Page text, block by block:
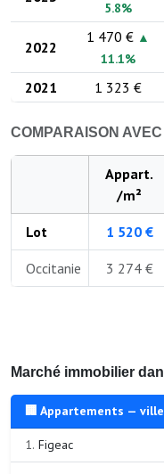
5.8%
2022
1 470 € ▲
11.1%
2021 1 323 €
COMPARAISON
Appart.
/m²
Lot 1 520 €
Occitanie 3 274 €
Marché immobilier
🏢 Appartements —
1. Figeac